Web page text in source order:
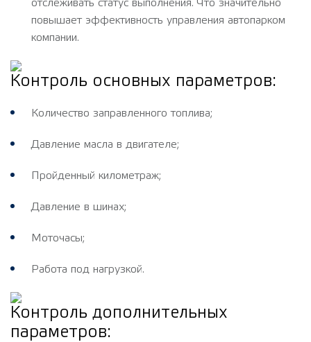
отслеживать статус выполнения. Что значительно
повышает эффективность управления автопарком
компании.
Контроль основных параметров:
Количество заправленного топлива;
Давление масла в двигателе;
Пройденный километраж;
Давление в шинах;
Моточасы;
Работа под нагрузкой.
Контроль дополнительных
параметров: